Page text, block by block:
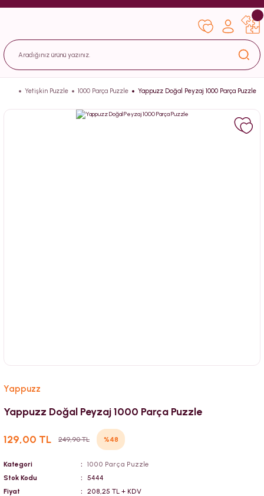
Yetişkin Puzzle 1000 Parça Puzzle Yappuzz Doğal Peyzaj 1000 Parça Puzzle
Yappuzz
Yappuzz Doğal Peyzaj 1000 Parça Puzzle
129,00 TL 249,90 TL %48
Kategori
1000 Parça Puzzle
Stok Kodu
5444
Fiyat
208,25 TL + KDV